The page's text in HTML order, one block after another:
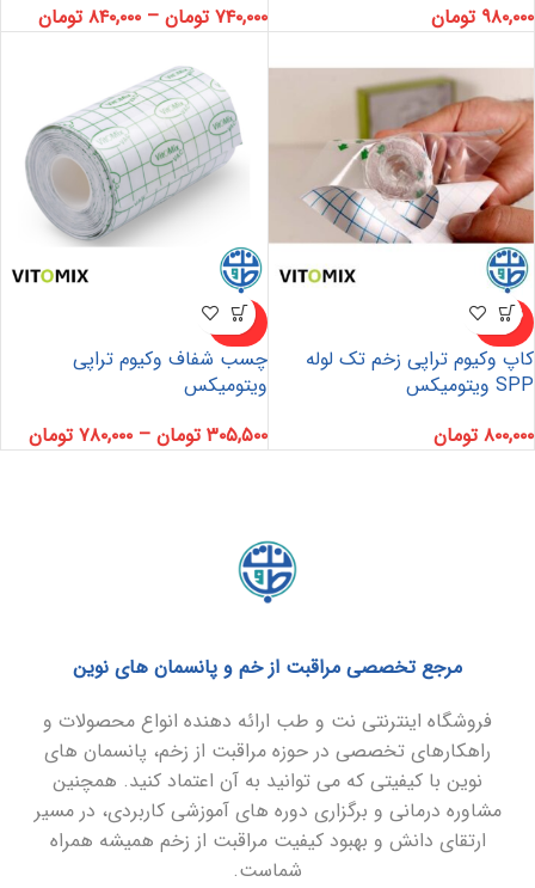
۹۸۰,۰۰۰ تومان ۷۴۰,۰۰۰ تومان – ۸۴۰,۰۰۰ تومان
ناموجو
د
کاپ وکیوم تراپی زخم تک لوله
SPP ویتومیکس
۸۰۰,۰۰۰ تومان
ناموجو
د
چسب شفاف وکیوم تراپی
ویتومیکس
۳۰۵,۵۰۰ تومان – ۷۸۰,۰۰۰ تومان
مرجع تخصصی مراقبت از خم و پانسمان های نوین
فروشگاه اینترنتی نت و طب ارائه دهنده انواع محصولات و
راهکارهای تخصصی در حوزه مراقبت از زخم، پانسمان های
نوین با کیفیتی که می توانید به آن اعتماد کنید. همچنین
مشاوره درمانی و برگزاری دوره های آموزشی کاربردی، در مسیر
ارتقای دانش و بهبود کیفیت مراقبت از زخم همیشه همراه
شماست.